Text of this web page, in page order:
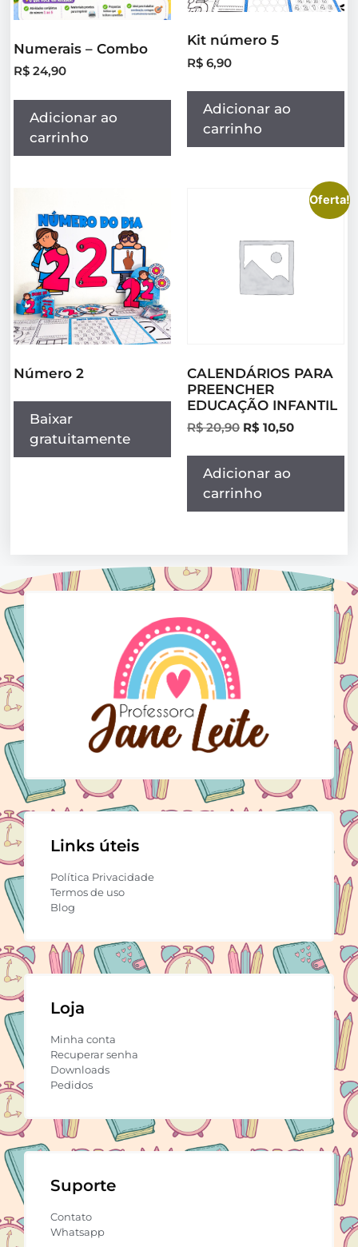
Numerais – Combo
R$ 24,90
Adicionar ao
carrinho
Kit número 5
R$ 6,90
Adicionar ao
carrinho
Número 2
Baixar
gratuitamente
Oferta!
CALENDÁRIOS PARA
PREENCHER
EDUCAÇÃO INFANTIL
R$20,90 R$ 10,50
Adicionar ao
carrinho
Links úteis
Política Privacidade
Termos de uso
Blog
Loja
Minha conta
Recuperar senha
Downloads
Pedidos
Suporte
Contato
Whatsapp